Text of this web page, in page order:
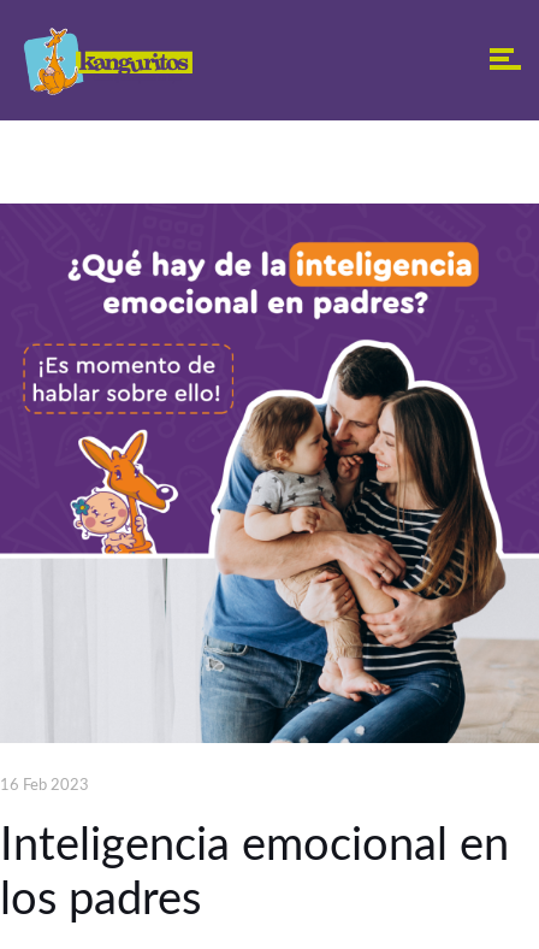
16 Feb 2023
Inteligencia emocional en
los padres